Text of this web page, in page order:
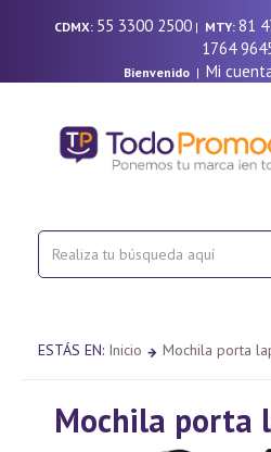
CDMX: 55 3300 2500| MTY: 81
1764
Bienvenido| Mi
ESTÁS EN: Inicio Mochila porta
Mochila porta